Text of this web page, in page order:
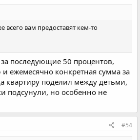
вам предоставят кем-то
последующие 50 процентов,
и ежемесячно конкретная сумма за
квартиру поделил между детьми,
подсунули, но особенно не
#54